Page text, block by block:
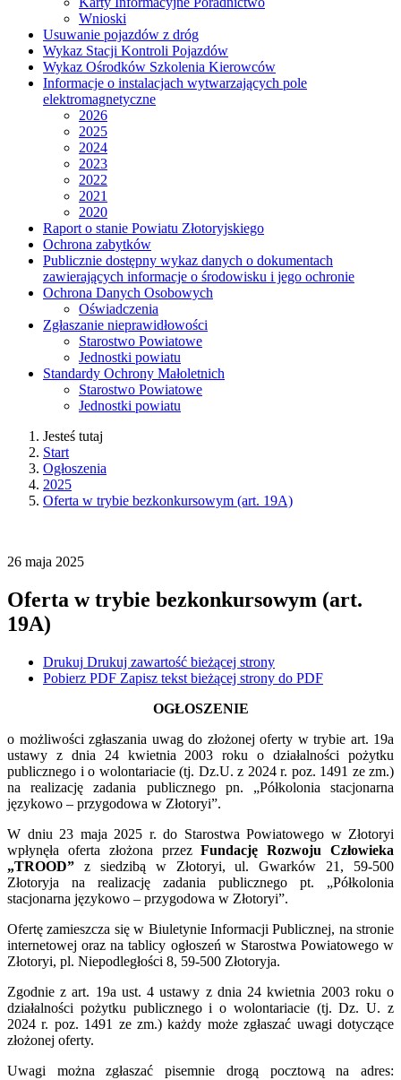
Wnioski
Usuwanie pojazdów z dróg
Wykaz Stacji Kontroli Pojazdów
Wykaz Ośrodków Szkolenia Kierowców
Informacje o instalacjach wytwarzających pole
elektromagnetyczne
2026
2025
2024
2023
2022
2021
2020
Raport o stanie Powiatu Złotoryjskiego
Ochrona zabytków
Publicznie dostępny wykaz danych o dokumentach
zawierających informacje o środowisku i jego ochronie
Ochrona Danych Osobowych
Oświadczenia
Zgłaszanie nieprawidłowości
Starostwo Powiatowe
Jednostki powiatu
Standardy Ochrony Małoletnich
Starostwo Powiatowe
Jednostki powiatu
Jesteś tutaj
Start
Ogłoszenia
2025
Oferta w trybie bezkonkursowym (art. 19A)
26 maja 2025
Oferta w trybie bezkonkursowym (art.
19A)
Drukuj Drukuj zawartość bieżącej strony
Pobierz PDF Zapisz tekst bieżącej strony do PDF
OGŁOSZENIE
o możliwości zgłaszania uwag do złożonej oferty w trybie art. 19a
ustawy z dnia 24 kwietnia 2003 roku o działalności pożytku
publicznego i o wolontariacie (tj. Dz.U. z 2024 r. poz. 1491 ze zm.)
na realizację zadania publicznego pn. „Półkolonia stacjonarna
językowo – przygodowa w Złotoryi”.
W dniu 23 maja 2025 r. do Starostwa Powiatowego w Złotoryi
wpłynęła oferta złożona przezFundację Rozwoju Człowieka
„TROOD” z siedzibą w Złotoryi, ul. Gwarków 21, 59-500
Złotoryja na realizację zadania publicznego pt. „Półkolonia
stacjonarna językowo – przygodowa w Złotoryi”.
Ofertę zamieszcza się w Biuletynie Informacji Publicznej, na stronie
internetowej oraz na tablicy ogłoszeń w Starostwa Powiatowego w
Złotoryi, pl. Niepodległości 8, 59-500 Złotoryja.
Zgodnie z art. 19a ust. 4 ustawy z dnia 24 kwietnia 2003 roku o
działalności pożytku publicznego i o wolontariacie (tj. Dz. U. z
2024 r. poz. 1491 ze zm.) każdy może zgłaszać uwagi dotyczące
złożonej oferty.
Uwagi można zgłaszać pisemnie drogą pocztową na adres: